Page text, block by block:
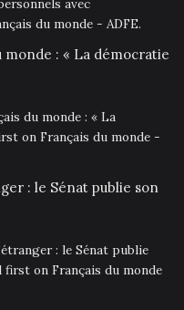
du monde - ADFE.
monde : « La démocratie
du monde : « La
on Français du monde -
: le Sénat publie son
: le Sénat publie
on Français du monde